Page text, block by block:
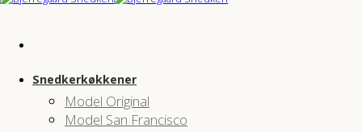
Snedkerkøkkener
Model Original
Model San Francisco